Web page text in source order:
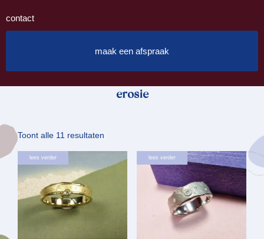
contact
maak een afspraak
erosie
Toont alle 11 resultaten
op
nieuwste
lees verder lees verder